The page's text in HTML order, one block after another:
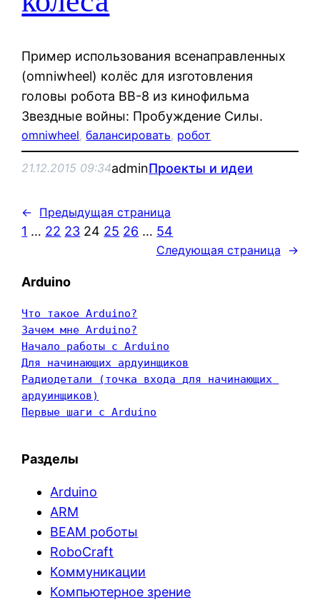
Пример использования всенаправленных
(omniwheel) колёс для изготовления
головы робота BB-8 из кинофильма
Звездные войны: Пробуждение Силы.
omniwheel, балансировать, робот
21.12.2015 09:34adminПроекты и идеи
← Предыдущая страница
1 … 22 23 24 25 26 … 54
Следующая страница →
Arduino
Что такое Arduino?
Зачем мне Arduino?
Начало работы с Arduino
Для начинающих ардуинщиков
Радиодетали (точка входа для начинающих
ардуинщиков)
Первые шаги с Arduino
Разделы
Arduino
ARM
BEAM роботы
RoboCraft
Коммуникации
Компьютерное зрение